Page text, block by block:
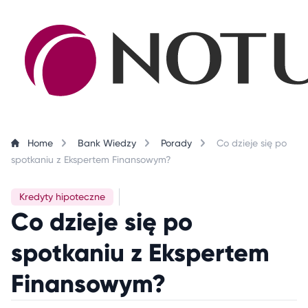
Home Bank Wiedzy Porady
Co dzieje się po
spotkaniu z Ekspertem Finansowym?
Kredyty hipoteczne
Co dzieje się po
spotkaniu z Ekspertem
Finansowym?